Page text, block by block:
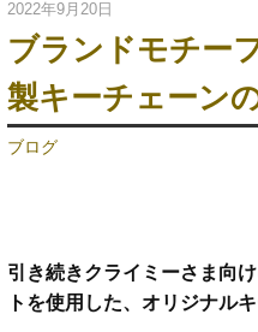
2022年9月20日
ブランドモチー
製キーチェーン
ブログ
引き続きクライミーさま向
トを使用した、オリジナル